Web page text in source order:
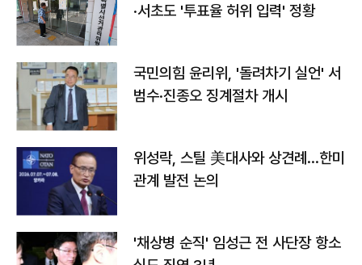
·서초도 '투표율 허위 입력' 정황
국민의힘 윤리위, '돌려차기 실언' 서
범수·진종오 징계절차 개시
위성락, 스틸 美대사와 상견례…한미
관계 발전 논의
'채상병 순직' 임성근 전 사단장 항소